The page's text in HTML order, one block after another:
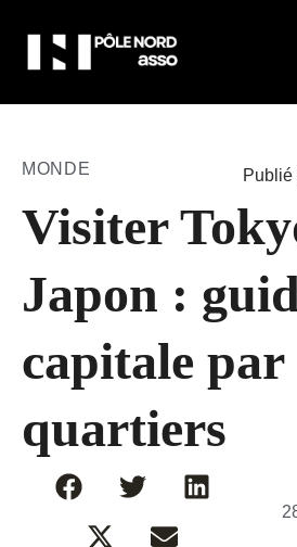
MONDE Publié
Visiter
Japon :
capitale par
quartiers